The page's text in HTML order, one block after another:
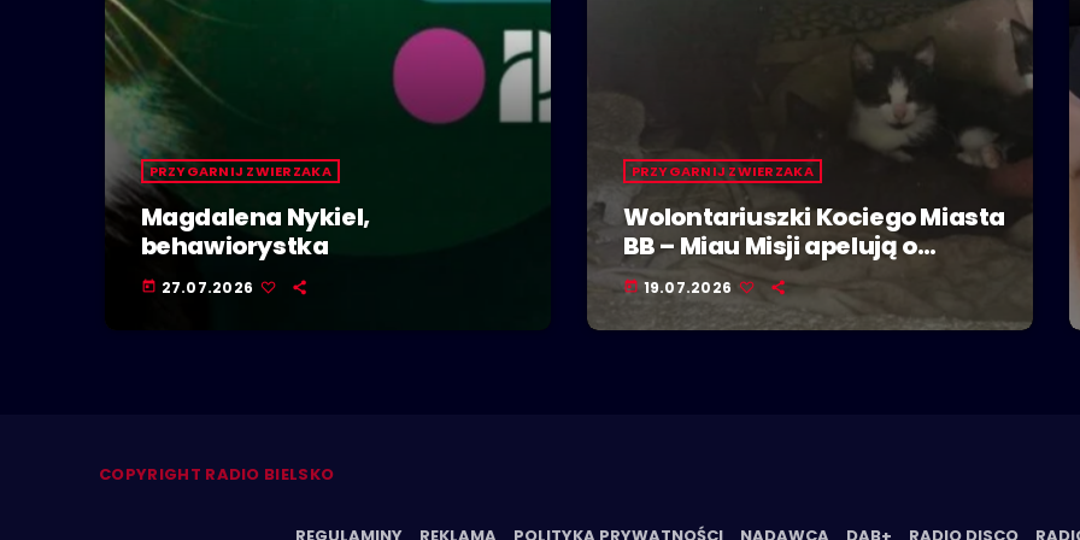
PRZYGARNIJ ZWIERZAKA
Magdalena Nykiel,
behawiorystka
today 27.07.2026
PRZYGARNIJ ZWIERZAKA
Wolontariuszki Kociego Miasta
BB – Miau Misji apelują o
adopcje kociąt
today 19.07.2026
COPYRIGHT RADIO BIELSKO